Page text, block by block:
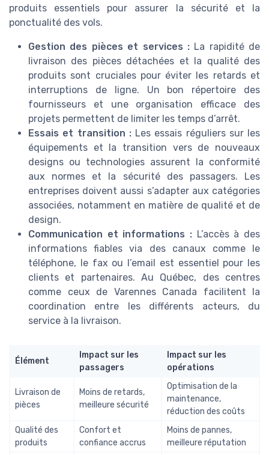
produits essentiels pour assurer la sécurité et la
ponctualité des vols.
Gestion des pièces et services :La rapidité de
livraison des pièces détachées et la qualité des
produits sont cruciales pour éviter les retards et
interruptions de ligne. Un bon répertoire des
fournisseurs et une organisation efficace des
projets permettent de limiter les temps d’arrêt.
Essais et transition :Les essais réguliers sur les
équipements et la transition vers de nouveaux
designs ou technologies assurent la conformité
aux normes et la sécurité des passagers. Les
entreprises doivent aussi s’adapter aux catégories
associées, notamment en matière de qualité et de
design.
Communication et informations : L’accès à des
informations fiables via des canaux comme le
téléphone, le fax ou l’email est essentiel pour les
clients et partenaires. Au Québec, des centres
comme ceux de Varennes Canada facilitent la
coordination entre les différents acteurs, du
service à la livraison.
Élément
Impact sur les
passagers
Impact sur les
opérations
Livraison de
pièces
Moins de retards,
meilleure sécurité
Optimisation de la
maintenance,
réduction des coûts
Qualité des
produits
Confort et
confiance accrus
Moins de pannes,
meilleure réputation